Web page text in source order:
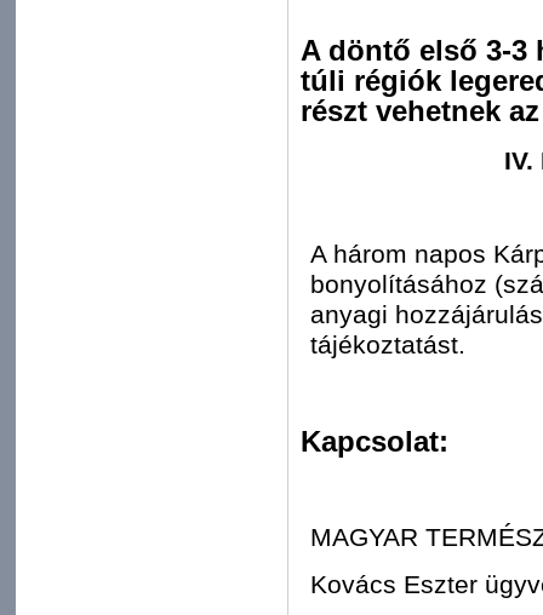
A döntő első 3-3
túli régiók
részt vehetnek
A három napos
bonyolításához
anyagi
tájékoztatást.
Kapcsolat:
MAGYAR
Kovács Eszter